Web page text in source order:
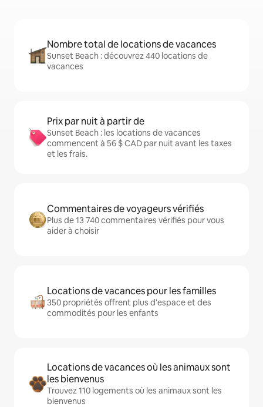
Nombre total de locations de vacances
Sunset Beach : découvrez 440 locations de
vacances
Prix par nuit à partir de
Sunset Beach : les locations de vacances
commencent à 56 $ CAD par nuit avant les taxes
et les frais.
Commentaires de voyageurs vérifiés
Plus de 13 740 commentaires vérifiés pour vous
aider à choisir
Locations de vacances pour les familles
350 propriétés offrent plus d'espace et des
commodités pour les enfants
Locations de vacances où les animaux sont
les bienvenus
Trouvez 110 logements où les animaux sont les
bienvenus